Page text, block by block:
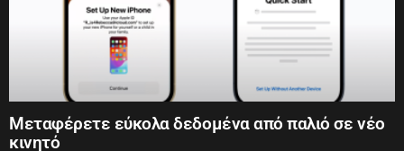
Μεταφέρετε εύκολα δεδομένα από παλιό σε νέο
κινητό